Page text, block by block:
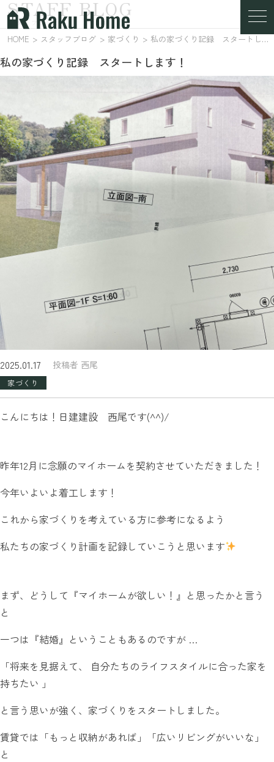
スタッフブログ
STAFF BLOG
HOME スタッフブログ 家づくり 私の家づくり記録 スタートします！
私の家づくり記録 スタートします！
2025.01.17 投稿者 西尾
家づくり
こんにちは！日建建設 西尾です(^^)/
昨年12月に念願のマイホームを契約させていただきました！
今年いよいよ着工します！
これから家づくりを考えている方に参考になるよう
私たちの家づくり計画を記録していこうと思います
まず、どうして『マイホームが欲しい！』と思ったかと言う
と
一つは『結婚』ということもあるのですが …
「将来を見据えて、 自分たちのライフスタイルに合った家を
持ちたい 」
と言う思いが強く、家づくりをスタートしました。
賃貸では「もっと収納があれば」「広いリビングがいいな」
と